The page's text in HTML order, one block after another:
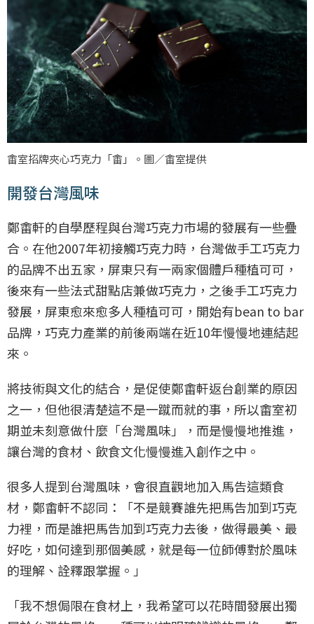
畬室招牌夾心巧克力「畬」。圖／畬室提供
開發台灣風味
鄭畬軒的自學歷程與台灣巧克力市場的發展有一些疊
合。在他2007年初接觸巧克力時，台灣做手工巧克力
的品牌不出五家，屏東只有一兩家個體戶種植可可，
後來有一些法式甜點店兼做巧克力，之後手工巧克力
發展，屏東愈來愈多人種植可可，開始有bean to bar
品牌，巧克力產業的前後兩端在近10年慢慢地連結起
來。
將技術與文化的結合，是促使鄭畬軒返台創業的原因
之一，但他很清楚這不是一蹴而就的事，所以畬室初
期並未刻意做什麼「台灣風味」，而是慢慢地推進，
讓台灣的食材、飲食文化慢慢進入創作之中。
很多人提到台灣風味，會很直觀地加入馬告這類食
材，鄭畬軒不認同：「不是競賽誰先把馬告加到巧克
力裡，而是誰把馬告加到巧克力去後，做得最美、最
好吃，如何達到那個美感，就是每一位師傅對於風味
的理解、詮釋跟掌握。」
「我不想侷限在食材上，我希望可以花時間發展出獨